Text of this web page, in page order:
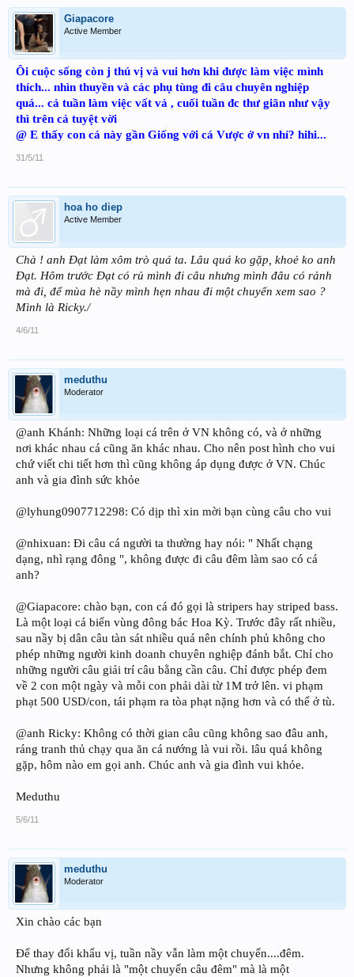
Giapacore
Active Member
Ôi cuộc sống còn j thú vị và vui hơn khi được làm việc mình
thích... nhìn thuyền và các phụ tùng đi câu chuyên nghiệp
quá... cả tuần làm việc vất vả , cuối tuần đc thư giãn như vậy
thì trên cả tuyệt vời
@ E thấy con cá này gần Giống với cá Vược ở vn nhỉ? hihi...
31/5/11
hoa ho diep
Active Member
Chà ! anh Ðạt làm xôm trò quá ta. Lâu quá ko gặp, khoẻ ko anh
Đạt. Hôm trước Ðạt có rủ mình đi câu nhưng mình đâu có rảnh
mà đi, để mùa hè nầy mình hẹn nhau đi một chuyến xem sao ?
Mình là Ricky./
4/6/11
meduthu
Moderator
@anh Khánh: Những loại cá trên ở VN không có, và ở những
nơi khác nhau cá cũng ăn khác nhau. Cho nên post hình cho vui
chứ viết chi tiết hơn thì cũng không áp dụng được ở VN. Chúc
anh và gia đình sức khỏe
@lyhung0907712298: Có dịp thì xin mời bạn cùng câu cho vui
@nhixuan: Đi câu cá người ta thường hay nói: " Nhất chạng
dạng, nhì rạng đông ", không được đi câu đêm làm sao có cá
anh?
@Giapacore: chào bạn, con cá đó gọi là stripers hay striped bass.
Là một loại cá biển vùng đông bác Hoa Kỳ. Trước đây rất nhiều,
sau nầy bị dân câu tàn sát nhiều quá nên chính phủ không cho
phép những người kinh doanh chuyên nghiệp đánh bắt. Chỉ cho
những người câu giải trí câu bằng cần câu. Chỉ được phép đem
về 2 con một ngày và mỗi con phải dài từ 1M trở lên. vi phạm
phạt 500 USD/con, tái phạm ra tòa phạt nặng hơn và có thể ở tù.
@anh Ricky: Không có thời gian câu cũng không sao đâu anh,
ráng tranh thủ chạy qua ăn cá nướng là vui rồi. lâu quá không
gặp, hôm nào em gọi anh. Chúc anh và gia đình vui khỏe.
Meduthu
5/6/11
meduthu
Moderator
Xin chào các bạn
Để thay đổi khẩu vị, tuần nầy vẫn làm một chuyến....đêm.
Nhưng không phải là "một chuyến câu đêm" mà là một